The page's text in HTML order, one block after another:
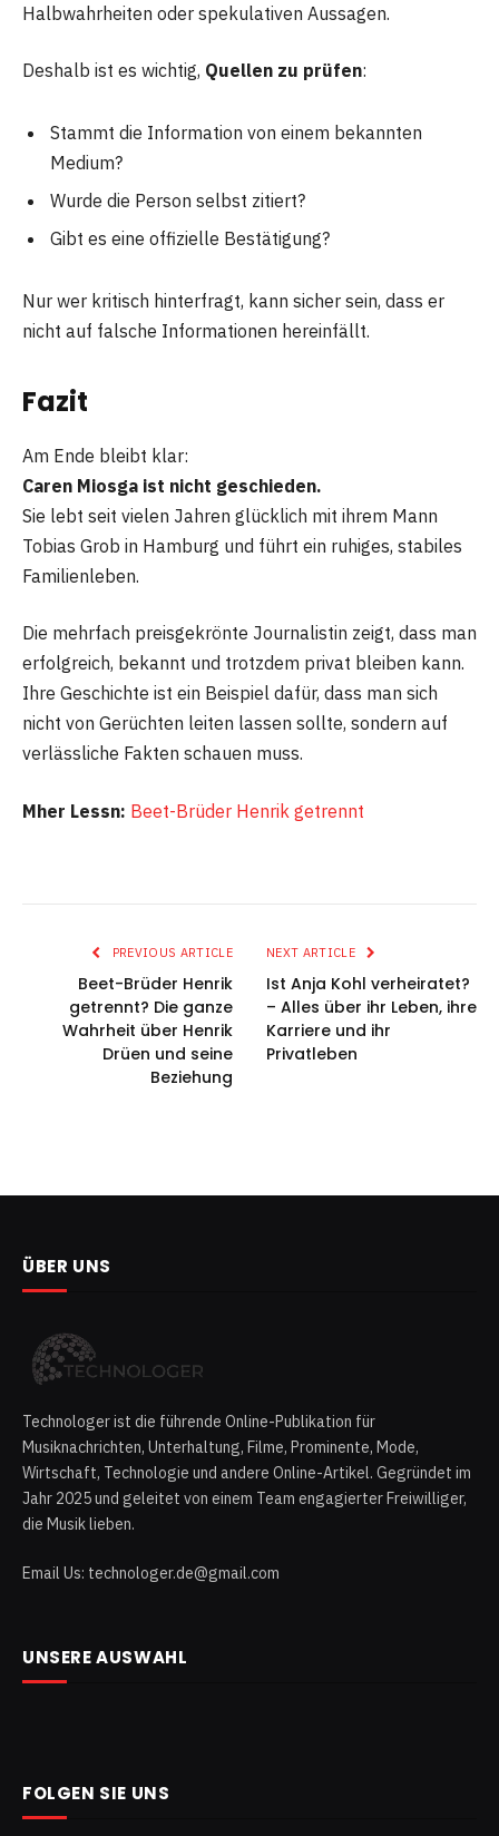
Halbwahrheiten oder spekulativen Aussagen.
Deshalb ist es wichtig, Quellen zu prüfen:
Stammt die Information von einem bekannten
Medium?
Wurde die Person selbst zitiert?
Gibt es eine offizielle Bestätigung?
Nur wer kritisch hinterfragt, kann sicher sein, dass er
nicht auf falsche Informationen hereinfällt.
Fazit
Am Ende bleibt klar:
Caren Miosga ist nicht geschieden.
Sie lebt seit vielen Jahren glücklich mit ihrem Mann
Tobias Grob in Hamburg und führt ein ruhiges, stabiles
Familienleben.
Die mehrfach preisgekrönte Journalistin zeigt, dass man
erfolgreich, bekannt und trotzdem privat bleiben kann.
Ihre Geschichte ist ein Beispiel dafür, dass man sich
nicht von Gerüchten leiten lassen sollte, sondern auf
verlässliche Fakten schauen muss.
Mher Lessn: Beet-Brüder Henrik getrennt
PREVIOUS ARTICLE
Beet-Brüder Henrik
getrennt? Die ganze
Wahrheit über Henrik
Drüen und seine
Beziehung
NEXT ARTICLE
Ist Anja Kohl verheiratet?
– Alles über ihr Leben, ihre
Karriere und ihr
Privatleben
ÜBER UNS
Technologer ist die führende Online-Publikation für
Musiknachrichten, Unterhaltung, Filme, Prominente, Mode,
Wirtschaft, Technologie und andere Online-Artikel. Gegründet im
Jahr 2025 und geleitet von einem Team engagierter Freiwilliger,
die Musik lieben.
Email Us: technologer.de@gmail.com
UNSERE AUSWAHL
FOLGEN SIE UNS